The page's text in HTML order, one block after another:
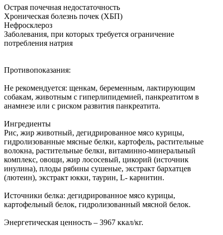
Острая почечная недостаточность
Хроническая болезнь почек (ХБП)
Нефросклероз
Заболевания, при которых требуется ограничение
потребления натрия
Противопоказания:
Не рекомендуется: щенкам, беременным, лактирующим
собакам, животным с гиперлипидемией, панкреатитом в
анамнезе или с риском развития панкреатита.
Ингредиенты
Рис, жир животный, дегидрированное мясо курицы,
гидролизованные мясные белки, картофель, растительные
волокна, растительные белки, витаминно-минеральный
комплекс, овощи, жир лососевый, цикорий (источник
инулина), плоды рябины сушеные, экстракт бархатцев
(лютеин), экстракт юкки, таурин, L- карнитин.
Источники белка: дегидрированное мясо курицы,
картофельный белок, гидролизованный мясной белок.
Энергетическая ценность – 3967 ккал/кг.